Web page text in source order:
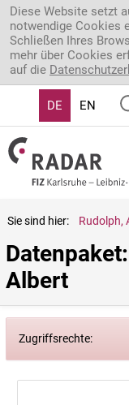
Direkt zum Inhalt
Diese Website setzt
notwendige Cookies
Schließen Ihres
mehr über Cookies
auf die
DE EN
Sie sind hier: Rudolph,
Albert
Zugriffsrechte: